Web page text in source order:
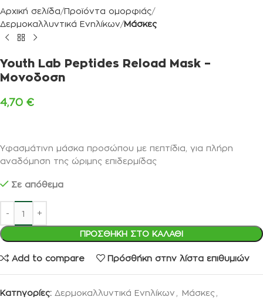
Αρχική σελίδα Προϊόντα ομορφιάς
Δερμοκαλλυντικά Ενηλίκων Μάσκες
Youth Lab Peptides Reload Mask –
Μονοδοση
4,70 €
Υφασμάτινη μάσκα προσώπου με πεπτίδια, για πλήρη
αναδόμηση της ώριμης επιδερμίδας
Σε απόθεμα
ΠΡΟΣΘΉΚΗ ΣΤΟ ΚΑΛΆΘΙ
Add to compare Πρόσθήκη στην λίστα επιθυμιών
Κατηγορίες: Δερμοκαλλυντικά Ενηλίκων , Μάσκες ,